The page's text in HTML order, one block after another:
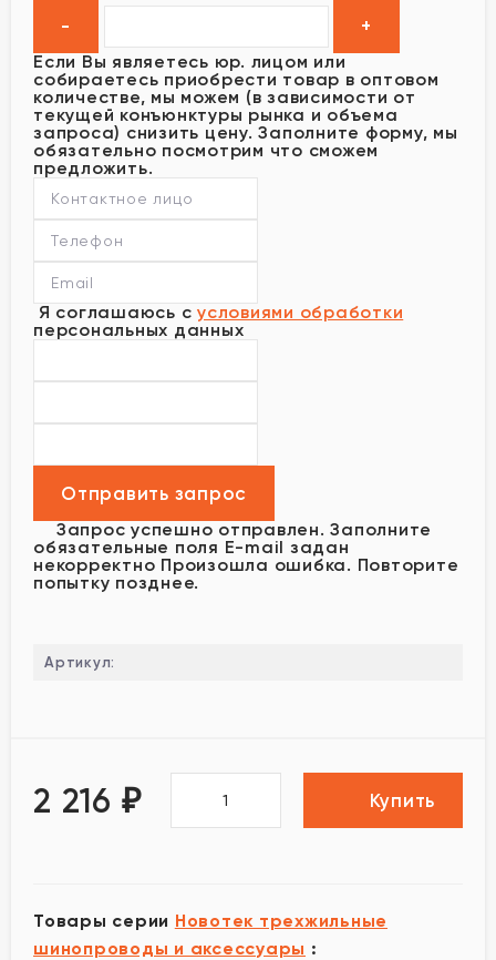
Если Вы являетесь юр. лицом или
собираетесь приобрести товар в оптовом
количестве, мы можем (в зависимости от
текущей конъюнктуры рынка и объема
запроса) снизить цену. Заполните форму, мы
обязательно посмотрим что сможем
предложить.
Я соглашаюсь с условиями обработки
персональных данных
Запрос успешно отправлен. Заполните
обязательные поля E-mail задан
некорректно Произошла ошибка. Повторите
попытку позднее.
Артикул:
2 216 ₽ Купить
Товары серии Новотек трехжильные
шинопроводы и аксессуары :